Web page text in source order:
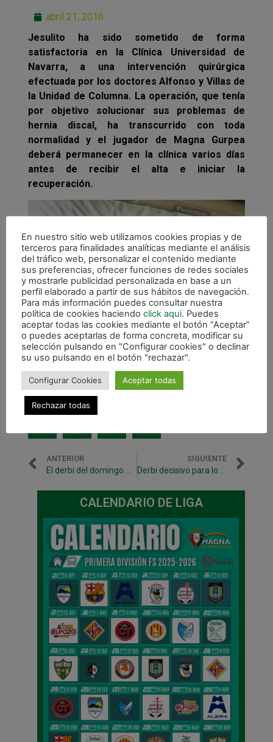
abril 21, 2016
Jesulito ha sido sometido de forma
satisfactoria en la Clínica Universidad de
Navarra, a una intervención quirúrgica
efectuada por los doctores Alfonso y Villas de
la Unidad de Columna. La operación, que tenía
por objetivo solucionar sus problemas de
hernia discal, ha transcurrido con toda
normalidad y el jugador de Magna Gurpea
deberá permanecer en la clínica varios días
antes de recibir el alta e iniciar la
recuperación.
Jesulito, antes de entrar en quirófano.
ANTERIOR SIGUIENTE
CALENDARIO DE LIGA
En nuestro sitio web utilizamos cookies propias y de
terceros para finalidades analíticas mediante el análisis
del tráfico web, personalizar el contenido mediante
sus preferencias, ofrecer funciones de redes sociales
y mostrarle publicidad personalizada en base a un
perfil elaborado a partir de sus hábitos de navegación.
Para más información puedes consultar nuestra
política de cookies haciendo click aqui. Puedes
aceptar todas las cookies mediante el botón “Aceptar”
o puedes aceptarlas de forma concreta, modificar su
selección pulsando en "Configurar cookies" o declinar
su uso pulsando en el botón "rechazar".
Configurar Cookies Aceptar todas
Rechazar todas